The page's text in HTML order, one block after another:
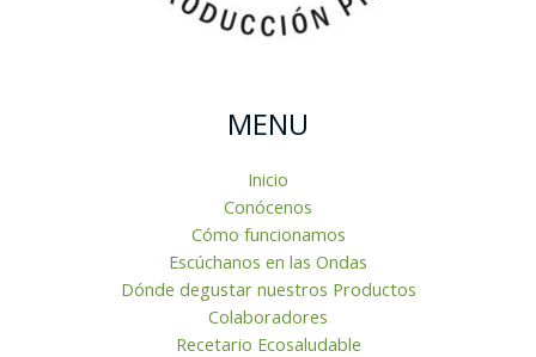
MENU
Inicio
Conócenos
Cómo funcionamos
Escúchanos en las Ondas
Dónde degustar nuestros Productos
Colaboradores
Recetario Ecosaludable